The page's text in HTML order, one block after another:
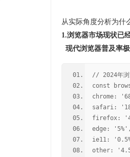
从实际角度分析为什
1.浏览器市场现状已
现代浏览器普及率
// 2024年浏
const
chrome:
safari:
firefox:
edge: '5%',
ie11:
other: